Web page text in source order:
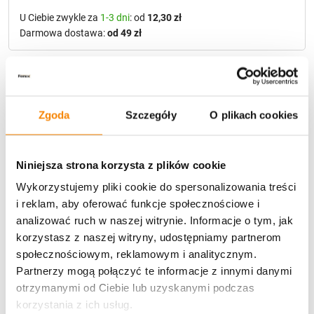
Zgoda Szczegóły O plikach cookies
Niniejsza strona korzysta z plików cookie
Wykorzystujemy pliki cookie do spersonalizowania treści
i reklam, aby oferować funkcje społecznościowe i
analizować ruch w naszej witrynie. Informacje o tym, jak
korzystasz z naszej witryny, udostępniamy partnerom
społecznościowym, reklamowym i analitycznym.
Partnerzy mogą połączyć te informacje z innymi danymi
otrzymanymi od Ciebie lub uzyskanymi podczas
korzystania z ich usług.
Potrzebujesz większą ilość? Zapraszamy do naszej
hurtownii Przejdź do hurtowni B2B
U Ciebie zwykle za 1-3 dni: od 12,30 zł
Darmowa dostawa:od 49 zł
Opis produktu